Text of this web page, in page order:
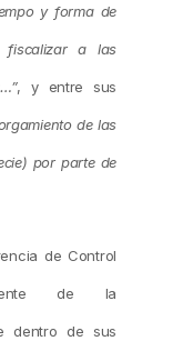
y forma de
fiscalizar a las
, y entre sus
de las
por parte de
de Control
de la
dentro de sus